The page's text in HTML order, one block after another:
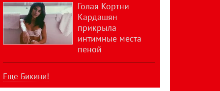
Голая Кортни
Кардашян
прикрыла
интимные места
пеной
Еще Бикини!